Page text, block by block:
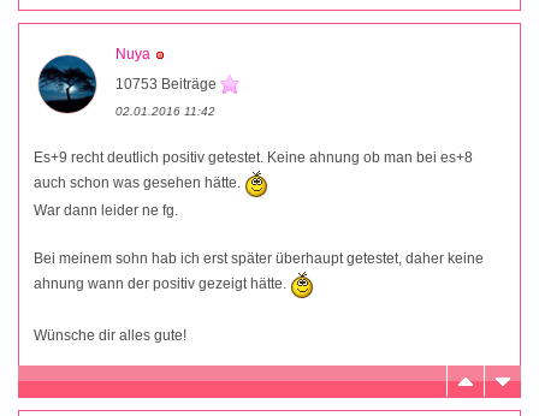
Nuya
10753 Beiträge
02.01.2016 11:42
Es+9 recht deutlich positiv getestet. Keine ahnung ob man bei es+8
auch schon was gesehen hätte.
War dann leider ne fg.
Bei meinem sohn hab ich erst später überhaupt getestet, daher keine
ahnung wann der positiv gezeigt hätte.
Wünsche dir alles gute!